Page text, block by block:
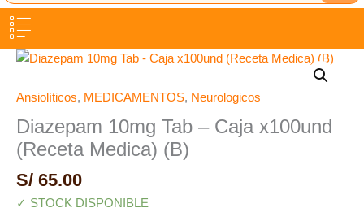
Ansiolíticos, MEDICAMENTOS, Neurologicos
Diazepam 10mg Tab – Caja x100und
(Receta Medica) (B)
S/ 65.00
✓ STOCK DISPONIBLE
Diazepam
Tab
Caja
x100und
(Receta